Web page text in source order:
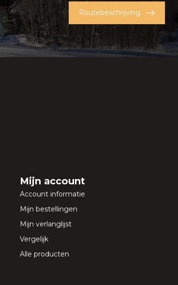
Routebeschrijving
Mijn account
Account informatie
Mijn bestellingen
Mijn verlanglijst
Vergelijk
Alle producten